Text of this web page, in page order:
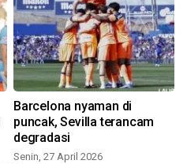
Barcelona nyaman di
puncak, Sevilla terancam
degradasi
Senin, 27 April 2026